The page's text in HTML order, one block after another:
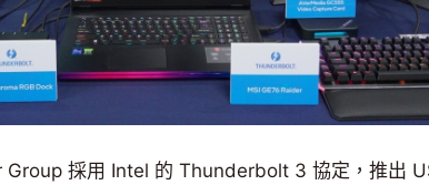
採用 Intel 的 Thunderbolt 3 協定，推出